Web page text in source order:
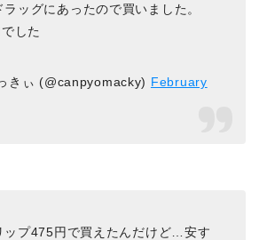
ッグにあったので買いました。
した
きぃ (@canpyomacky) February
ップ475円で買えたんだけど…安す